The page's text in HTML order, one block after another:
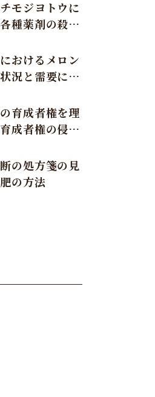
モジヨトウに
種薬剤の殺虫
おけるメロン
況と需要に応
育成者権を理
成者権の侵害
ょう！
の処方箋の見
の方法